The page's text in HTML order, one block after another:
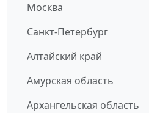
Москва
Санкт-Петербург
Алтайский край
Амурская область
Архангельская область